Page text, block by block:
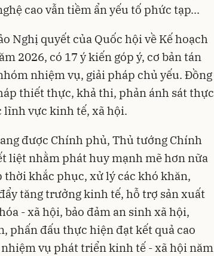
cao vẫn tiềm ẩn yếu tố phức tạp...
Nghị quyết của Quốc hội về Kế hoạch
2026, có 17 ý kiến góp ý, cơ bản tán
nhiệm vụ, giải pháp chủ yếu. Đồng
thiết thực, khả thi, phản ánh sát thực
lĩnh vực kinh tế, xã hội.
được Chính phủ, Thủ tướng Chính
liệt nhằm phát huy mạnh mẽ hơn nữa
thời khắc phục, xử lý các khó khăn,
tăng trưởng kinh tế, hỗ trợ sản xuất
- xã hội, bảo đảm an sinh xã hội,
phấn đấu thực hiện đạt kết quả cao
vụ phát triển kinh tế - xã hội năm